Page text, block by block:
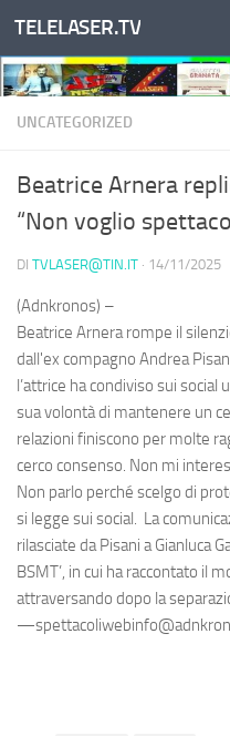
Salta al contenuto
TELELASER.TV
UNCATEGORIZED
Beatrice Arnera
“Non voglio
DI TVLASER@TIN.IT · 14/11/2025
(Adnkronos) –
Beatrice Arnera rompe il
dall'ex compagno Andrea
l’attrice ha condiviso sui
sua volontà di mantenere un
relazioni finiscono per molte
cerco consenso. Non mi
Non parlo perché scelgo di
si legge sui social. La
rilasciate da Pisani a Gianluca
BSMT’, in cui ha raccontato il
attraversando dopo la